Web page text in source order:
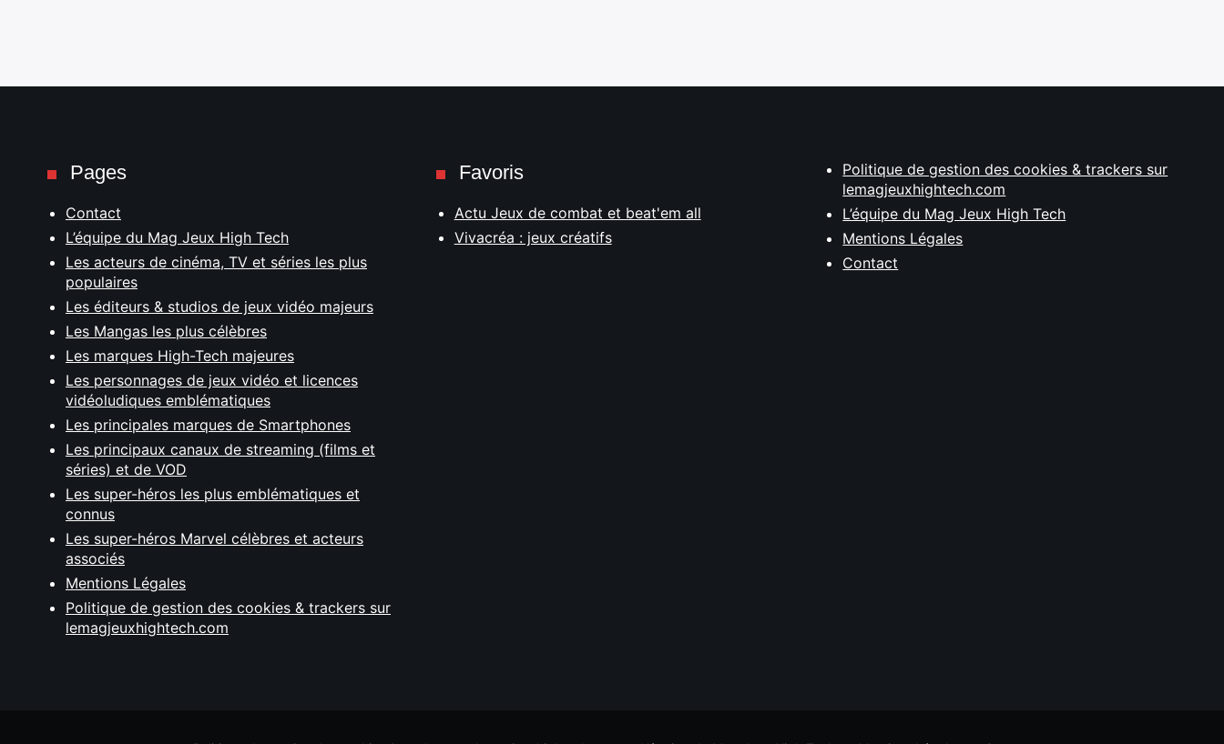
Pages
Contact
L’équipe du Mag Jeux High Tech
Les acteurs de cinéma, TV et séries les plus
populaires
Les éditeurs & studios de jeux vidéo majeurs
Les Mangas les plus célèbres
Les marques High-Tech majeures
Les personnages de jeux vidéo et licences
vidéoludiques emblématiques
Les principales marques de Smartphones
Les principaux canaux de streaming (films et
séries) et de VOD
Les super-héros les plus emblématiques et
connus
Les super-héros Marvel célèbres et acteurs
associés
Mentions Légales
Politique de gestion des cookies & trackers sur
lemagjeuxhightech.com
Favoris
Actu Jeux de combat et beat'em all
Vivacréa : jeux créatifs
Politique de gestion des cookies & trackers sur
lemagjeuxhightech.com
L’équipe du Mag Jeux High Tech
Mentions Légales
Contact